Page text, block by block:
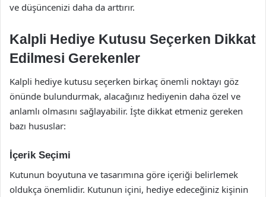
ve düşüncenizi daha da arttırır.
Kalpli Hediye Kutusu Seçerken Dikkat
Edilmesi Gerekenler
Kalpli hediye kutusu seçerken birkaç önemli noktayı göz
önünde bulundurmak, alacağınız hediyenin daha özel ve
anlamlı olmasını sağlayabilir. İşte dikkat etmeniz gereken
bazı hususlar:
İçerik Seçimi
Kutunun boyutuna ve tasarımına göre içeriği belirlemek
oldukça önemlidir. Kutunun içini, hediye edeceğiniz kişinin